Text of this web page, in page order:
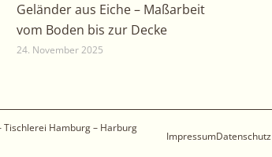
Geländer aus Eiche – Maßarbeit
vom Boden bis zur Decke
24. November 2025
Tischlerei Hamburg – Harburg
ImpressumDatenschutz